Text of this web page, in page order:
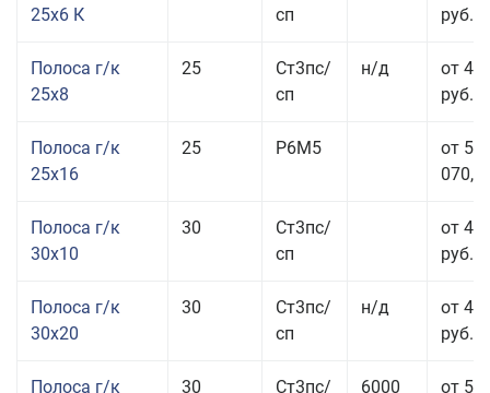
25x6 К
сп
руб.
Полоса г/к
25x8
25
Ст3пс/
сп
н/д
от 44
руб.
Полоса г/к
25x16
25 Р6М5
от
Полоса г/к
30x10
30
Ст3пс/
сп
от 46
руб.
Полоса г/к
30x20
30
Ст3пс/
сп
н/д
от 44
руб.
Полоса г/к 30 Ст3пс/ 6000 от 50